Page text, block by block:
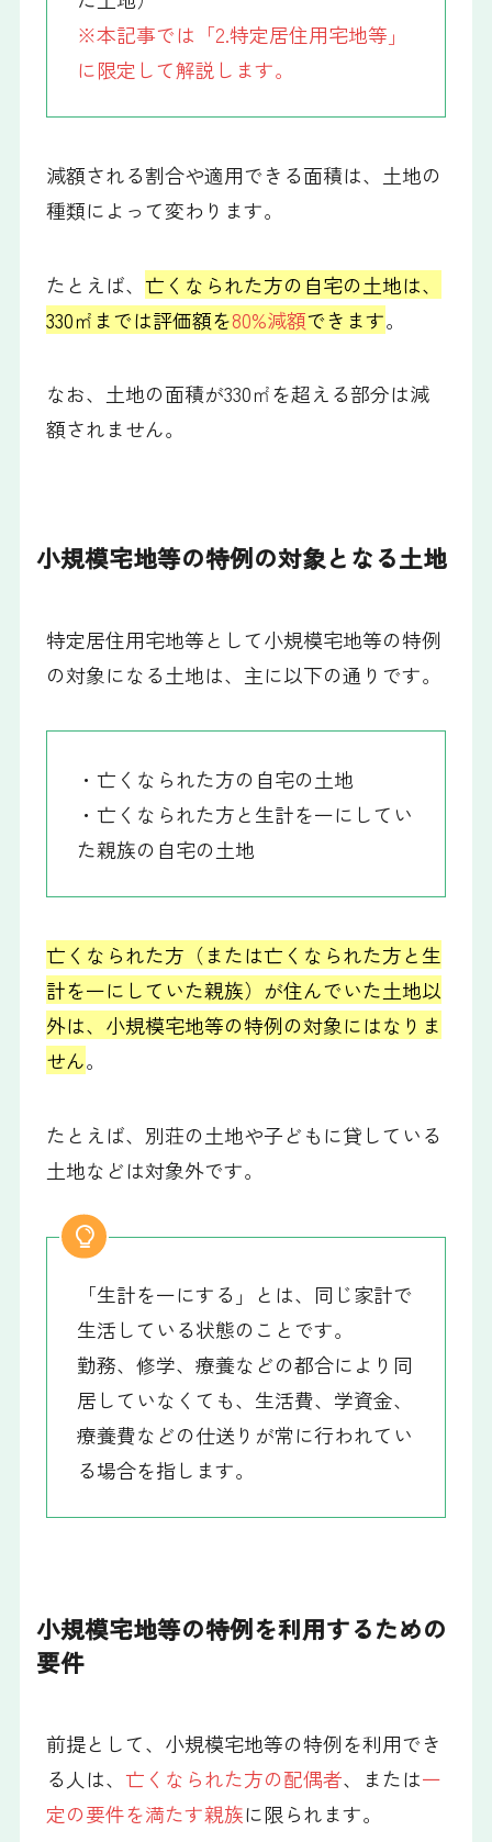
※本記事では「2.特定居住用宅地等」
に限定して解説します。
減額される割合や適用できる面積は、土地の
種類によって変わります。
たとえば、亡くなられた方の自宅の土地は、
330㎡までは評価額を80%減額できます。
なお、土地の面積が330㎡を超える部分は減
額されません。
小規模宅地等の特例の対象となる土地
特定居住用宅地等として小規模宅地等の特例
の対象になる土地は、主に以下の通りです。
・亡くなられた方の自宅の土地
・亡くなられた方と生計を一にしてい
た親族の自宅の土地
亡くなられた方（または亡くなられた方と生
計を一にしていた親族）が住んでいた土地以
外は、小規模宅地等の特例の対象にはなりま
せん。
たとえば、別荘の土地や子どもに貸している
土地などは対象外です。
「生計を一にする」とは、同じ家計で
生活している状態のことです。
勤務、修学、療養などの都合により同
居していなくても、生活費、学資金、
療養費などの仕送りが常に行われてい
る場合を指します。
小規模宅地等の特例を利用するための
要件
前提として、小規模宅地等の特例を利用でき
る人は、亡くなられた方の配偶者、または一
定の要件を満たす親族に限られます。